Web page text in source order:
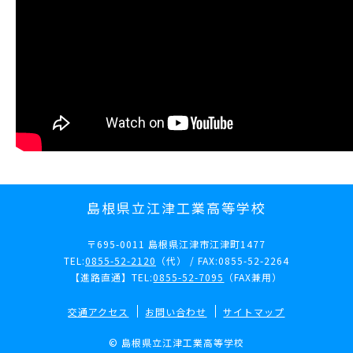
島根県立江津工業高等学校
〒695-0011 島根県江津市江津町1477
TEL:0855-52-2120 （代） / FAX:0855-52-2264
【進路直通】TEL:0855-52-7095 （FAX兼用）
交通アクセス お問い合わせ サイトマップ
© 島根県立江津工業高等学校